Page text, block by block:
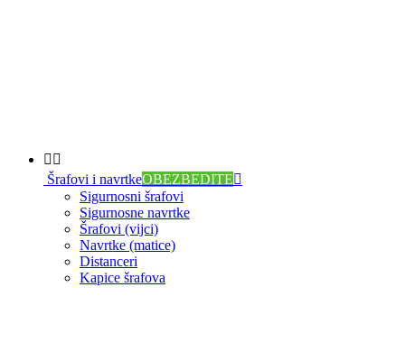
 
Šrafovi i navrtkeOBEZBEDITE
Sigurnosni šrafovi
Sigurnosne navrtke
Šrafovi (vijci)
Navrtke (matice)
Distanceri
Kapice šrafova